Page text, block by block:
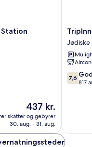
Prisen
437 kr.
437 kr.
skatter og gebyrer
30. aug. - 31. aug.
TripInn
Eden
Jødiske
kvarter
Jødiske
7.6
ud
7,6
817